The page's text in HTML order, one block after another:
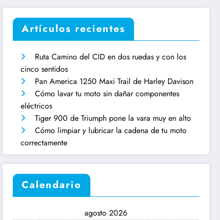
Artículos recientes
Ruta Camino del CID en dos ruedas y con los
cinco sentidos
Pan America 1250 Maxi Trail de Harley Davison
Cómo lavar tu moto sin dañar componentes
eléctricos
Tiger 900 de Triumph pone la vara muy en alto
Cómo limpiar y lubricar la cadena de tu moto
correctamente
Calendario
agosto 2026